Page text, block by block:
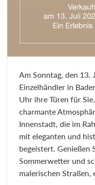
Am Sonntag, den 13.
Einzelhändler in
Uhr ihre Türen für
charmante
Innenstadt, die im
mit eleganten und
begeistert. Genießen
Sommerwetter und
malerischen